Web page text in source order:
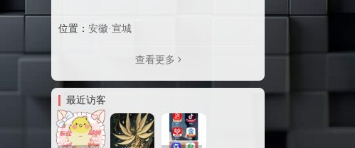
位置： 安徽·宣城
查看更多
最近访客